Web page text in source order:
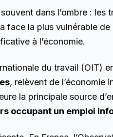
dans l’ombre : les
la plus vulnérable
à l’économie.
du travail (OIT)
, relèvent de l’économie
la principale source
occupant un emploi